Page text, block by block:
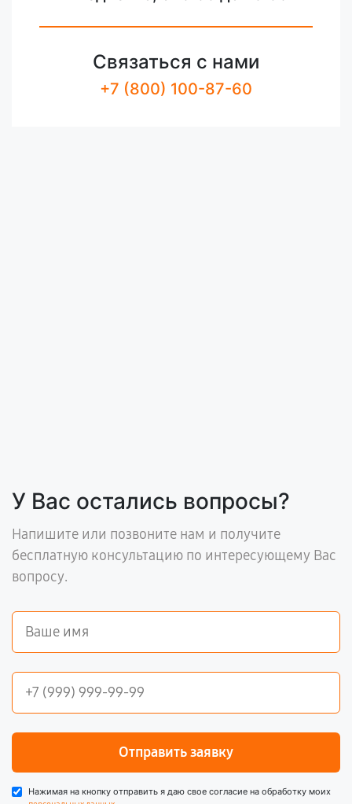
Связаться с нами
+7 (800) 100-87-60
У Вас остались вопросы?
Напишите или позвоните нам и получите
бесплатную консультацию по интересующему Вас
вопросу.
Отправить заявку
Нажимая на кнопку отправить я даю свое согласие на обработку моих